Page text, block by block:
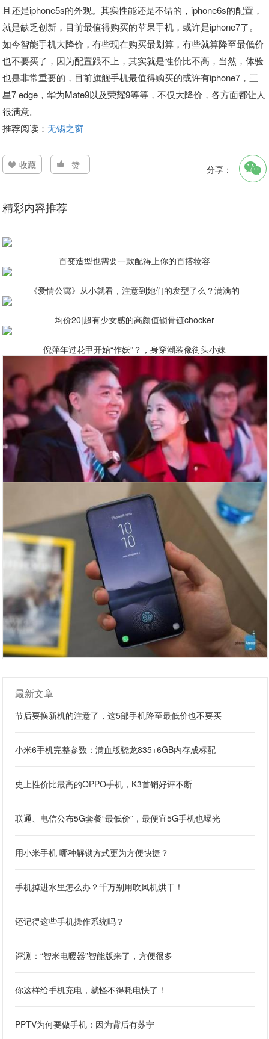
且还是iphone5s的外观。其实性能还是不错的，iphone6s的配置，
就是缺乏创新，目前最值得购买的苹果手机，或许是iphone7了。
如今智能手机大降价，有些现在购买最划算，有些就算降至最低价
也不要买了，因为配置跟不上，其实就是性价比不高，当然，体验
也是非常重要的，目前旗舰手机最值得购买的或许有iphone7，三
星7 edge，华为Mate9以及荣耀9等等，不仅大降价，各方面都让人
很满意。
推荐阅读：无锡之窗
收藏 赞 分享：
精彩内容推荐
百变造型也需要一款配得上你的百搭妆容
《爱情公寓》从小就看，注意到她们的发型了么？满满的
均价20|超有少女感的高颜值锁骨链chocker
倪萍年过花甲开始“作妖”？，身穿潮装像街头小妹
最新文章
节后要换新机的注意了，这5部手机降至最低价也不要买
小米6手机完整参数：满血版骁龙835+6GB内存成标配
史上性价比最高的OPPO手机，K3首销好评不断
联通、电信公布5G套餐“最低价”，最便宜5G手机也曝光
用小米手机 哪种解锁方式更为方便快捷？
手机掉进水里怎么办？千万别用吹风机烘干！
还记得这些手机操作系统吗？
评测：“智米电暖器”智能版来了，方便很多
你这样给手机充电，就怪不得耗电快了！
PPTV为何要做手机：因为背后有苏宁